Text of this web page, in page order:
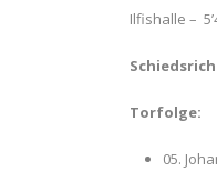
Ilfishalle –
Torfolge:
05.